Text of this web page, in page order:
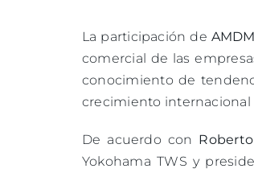
La participación de
comercial de las
conocimiento de
crecimiento internacional
De acuerdo con
Yokohama TWS y